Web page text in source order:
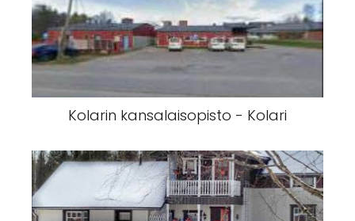
Kolarin kansalaisopisto - Kolari